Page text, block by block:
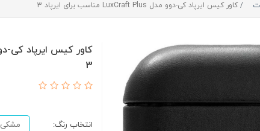
کاور کیس ایرپاد کی-دوو مدل LuxCraft Plus مناسب برای ایرپاد 3
3
انتخاب رنگ: مشکی